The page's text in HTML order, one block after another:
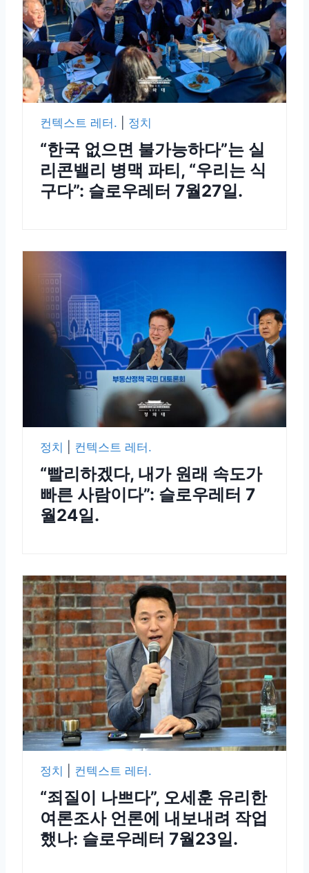
컨텍스트 레터. 정치
“한국 없으면 불가능하다”는 실
리콘밸리 병맥 파티, “우리는 식
구다”: 슬로우레터 7월27일.
정치 컨텍스트 레터.
“빨리하겠다, 내가 원래 속도가
빠른 사람이다”: 슬로우레터 7
월24일.
정치 컨텍스트 레터.
“죄질이 나쁘다”, 오세훈 유리한
여론조사 언론에 내보내려 작업
했나: 슬로우레터 7월23일.